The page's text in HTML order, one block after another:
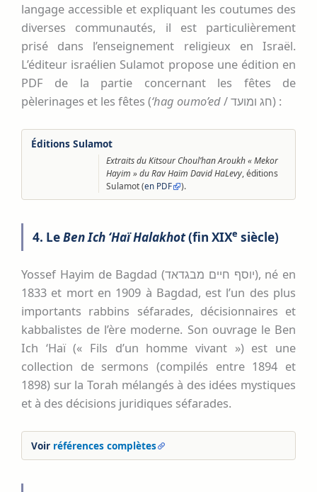
langage accessible et expliquant les coutumes des
diverses communautés, il est particulièrement
prisé dans l’enseignement religieux en Israël.
L’éditeur israélien Sulamot propose une édition en
PDF de la partie concernant les fêtes de
pèlerinages et les fêtes (‘hag oumo’ed / חג ומועד) :
Éditions Sulamot
Extraits du Kitsour Choul’han Aroukh « Mekor
Hayim » du Rav Haïm David HaLevy, éditions
Sulamot (en PDF ).
4. LeBen Ich ‘Haï Halakhot(fin XIXe siècle)
Yossef Hayim de Bagdad (יוסף חיים מבגדאד), né en
1833 et mort en 1909 à Bagdad, est l’un des plus
importants rabbins séfarades, décisionnaires et
kabbalistes de l’ère moderne. Son ouvrage le Ben
Ich ‘Haï (« Fils d’un homme vivant ») est une
collection de sermons (compilés entre 1894 et
1898) sur la Torah mélangés à des idées mystiques
et à des décisions juridiques séfarades.
Voir références complètes